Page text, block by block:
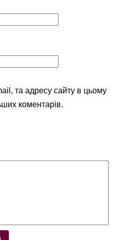
та адресу сайту в цьому
коментарів.